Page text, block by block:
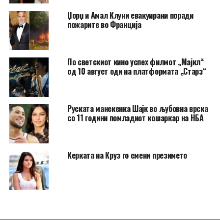
Џорџ и Амал Клуни евакуирани поради
пожарите во Франција
По светскиот кино успех филмот „Мајкл“
од 10 август оди на платформата „Старз“
Руската манекенка Шајк во љубовна врска
со 11 години помладиот кошаркар на НБА
Ќерката на Круз го смени презимето